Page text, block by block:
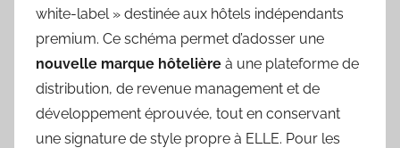
white-label » destinée aux hôtels indépendants
premium. Ce schéma permet d’adosser une
nouvelle marque hôtelière à une plateforme de
distribution, de revenue management et de
développement éprouvée, tout en conservant
une signature de style propre à ELLE. Pour les